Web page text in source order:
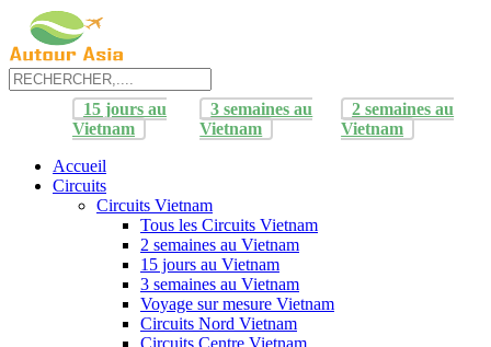
15 jours au
Vietnam
3 semaines au
Vietnam
2 semaines au
Vietnam
Accueil
Circuits
Circuits Vietnam
Tous les Circuits Vietnam
2 semaines au Vietnam
15 jours au Vietnam
3 semaines au Vietnam
Voyage sur mesure Vietnam
Circuits Nord Vietnam
Circuits Centre Vietnam